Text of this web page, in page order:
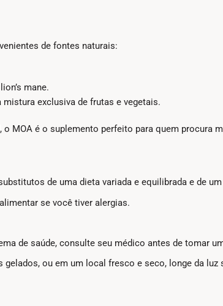
de fontes naturais:
mane.
exclusiva de frutas e vegetais.
MOA é o suplemento perfeito para quem procura
de uma dieta variada e equilibrada e de
se você tiver alergias.
de saúde, consulte seu médico antes de tomar
ou em um local fresco e seco, longe da luz